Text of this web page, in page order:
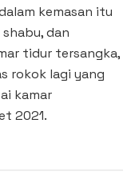
kemasan itu
dan
tidur tersangka,
rokok lagi yang
kamar
2021.